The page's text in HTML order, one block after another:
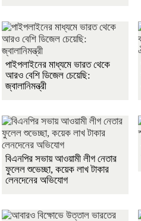
পাইপলাইনের মাধ্যমে ভারত থেকে
আরও বেশি ডিজেল চেয়েছি:
জ্বালানিমন্ত্রী
বিএনপির সভায় আওয়ামী লীগ নেতার
ফুলেল শুভেচ্ছা, কয়েক লাখ টাকার
লেনদেনের অভিযোগ